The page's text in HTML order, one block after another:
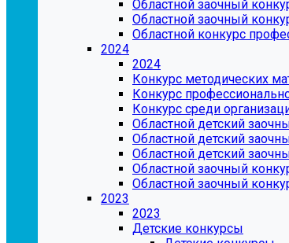
Областной заочный
Областной заочный
Областной конкурс
2024
2024
Конкурс методических
Конкурс
Конкурс среди
Областной детский
Областной детский
Областной детский
Областной заочный
Областной заочный
2023
2023
Детские конкурсы